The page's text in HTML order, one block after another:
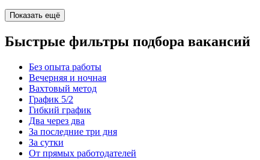
Показать ещё
Быстрые фильтры подбора вакансий
Без опыта работы
Вечерняя и ночная
Вахтовый метод
График 5/2
Гибкий график
Два через два
За последние три дня
За сутки
От прямых работодателей